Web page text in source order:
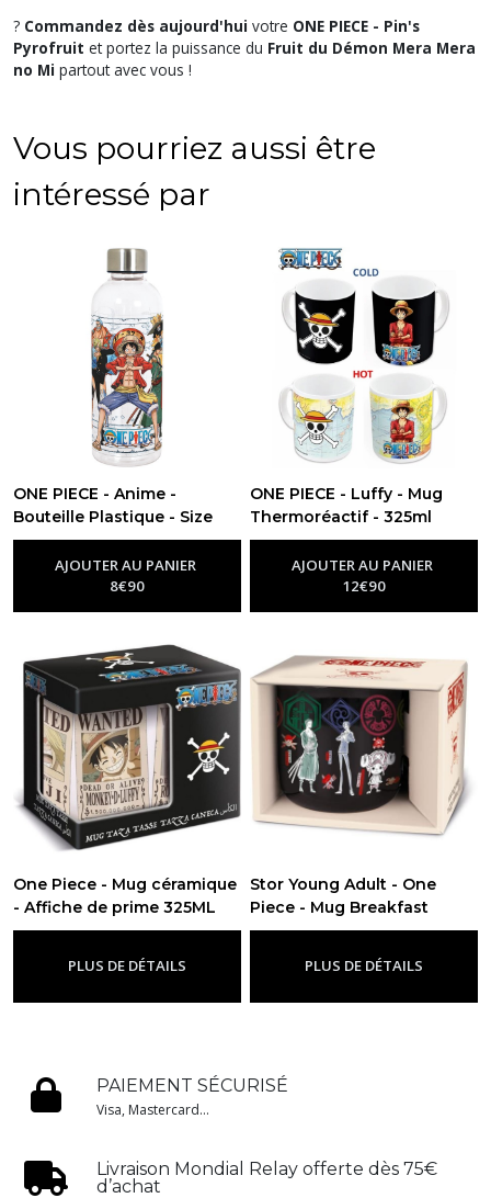
? Commandez dès aujourd'hui votre ONE PIECE - Pin's
Pyrofruit et portez la puissance du Fruit du Démon Mera Mera
no Mi partout avec vous !
Vous pourriez aussi être
intéressé par
ONE PIECE - Anime -
Bouteille Plastique - Size
850ml-Goodies One Piece
AJOUTER AU PANIER
8€90
ONE PIECE - Luffy - Mug
Thermoréactif - 325ml
-Goodies One Piece
AJOUTER AU PANIER
12€90
One Piece - Mug céramique
- Affiche de prime 325ML
-Goodies One Piece
PLUS DE DÉTAILS
Stor Young Adult - One
Piece - Mug Breakfast
Céramique 400ML-Goodies
PLUS DE DÉTAILS
PAIEMENT SÉCURISÉ
Visa, Mastercard...
Livraison Mondial Relay offerte dès 75€
d’achat